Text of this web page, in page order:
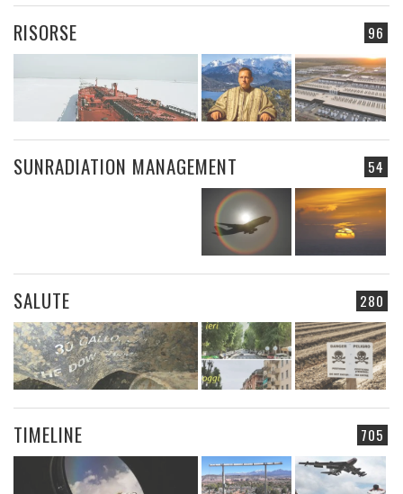
96
RISORSE
54
SUNRADIATION MANAGEMENT
280
SALUTE
705
TIMELINE